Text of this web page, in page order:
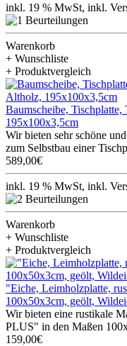
inkl. 19 % MwSt, inkl.
Warenkorb
+ Wunschliste
+ Produktvergleich
Baumscheibe,
195x100x3,5cm
Wir bieten sehr schöne
zum Selbstbau einer
589,00€
inkl. 19 % MwSt, inkl.
Warenkorb
+ Wunschliste
+ Produktvergleich
"Eiche, Leimholzplatte,
100x50x3cm, geölt,
Wir bieten eine rustikale
PLUS" in den Maßen
159,00€